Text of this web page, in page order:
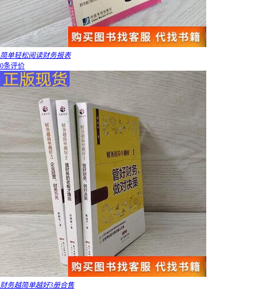
简单轻松阅读财务报表
0条评价
财务越简单越好3册合售